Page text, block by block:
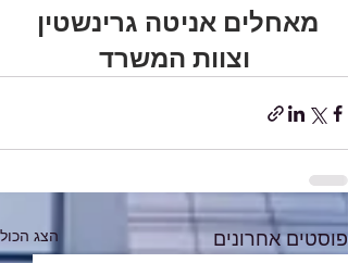
מאחלים אניטה גרינשטין
וצוות המשרד
פוסטים אחרונים הצג הכול